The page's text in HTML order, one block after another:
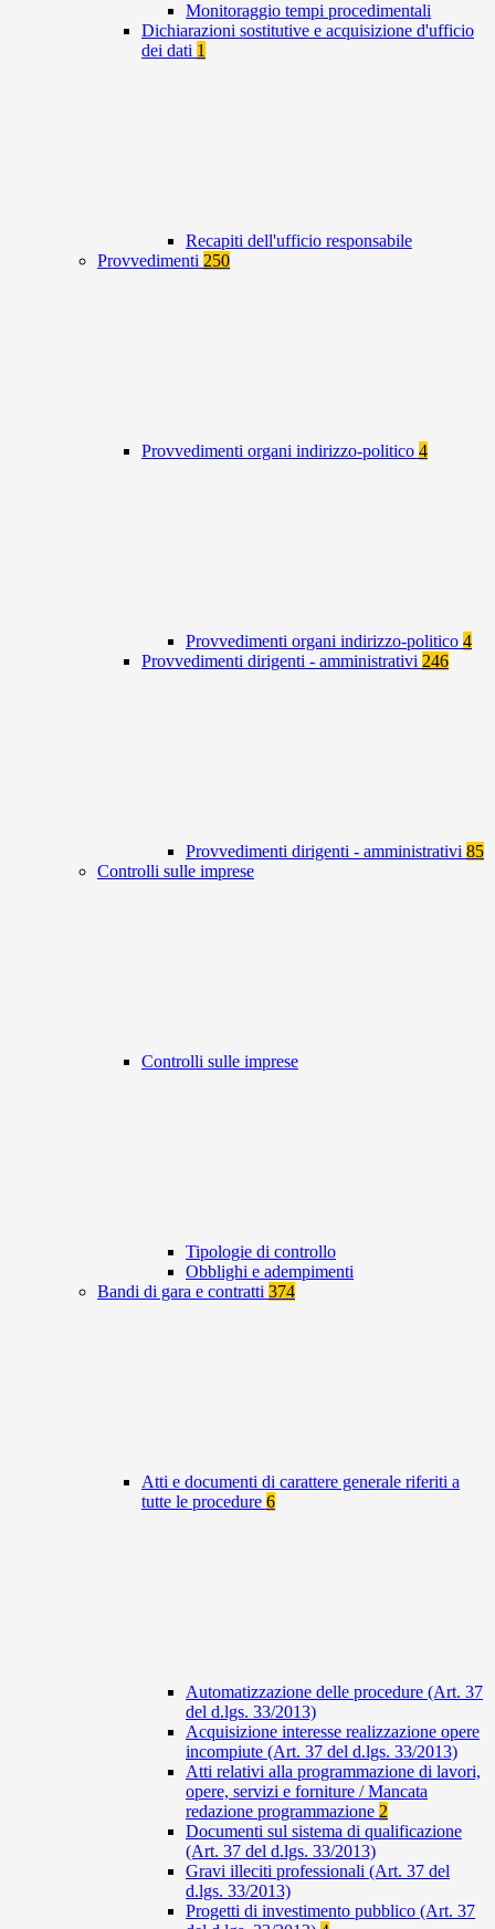
Monitoraggio tempi procedimentali
Dichiarazioni sostitutive e acquisizione d'ufficio
dei dati 1
Recapiti dell'ufficio responsabile
Provvedimenti 250
Provvedimenti organi indirizzo-politico 4
Provvedimenti organi indirizzo-politico 4
Provvedimenti dirigenti - amministrativi 246
Provvedimenti dirigenti - amministrativi 85
Controlli sulle imprese
Controlli sulle imprese
Tipologie di controllo
Obblighi e adempimenti
Bandi di gara e contratti 374
Atti e documenti di carattere generale riferiti a
tutte le procedure 6
Automatizzazione delle procedure (Art. 37
del d.lgs. 33/2013)
Acquisizione interesse realizzazione opere
incompiute (Art. 37 del d.lgs. 33/2013)
Atti relativi alla programmazione di lavori,
opere, servizi e forniture / Mancata
redazione programmazione 2
Documenti sul sistema di qualificazione
(Art. 37 del d.lgs. 33/2013)
Gravi illeciti professionali (Art. 37 del
d.lgs. 33/2013)
Progetti di investimento pubblico (Art. 37